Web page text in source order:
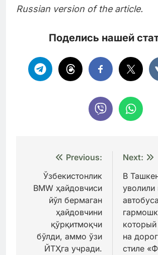
Russian version of the article.
Поделись нашей
Навигация
записям
Previous:
Ўзбекистонлик
BMW ҳайдовчиси
йўл бермаган
ҳайдовчини
қўрқитмоқчи
бўлди, аммо ўзи
ЙТҲга учради.
Next:
В
уволили
на
стиле